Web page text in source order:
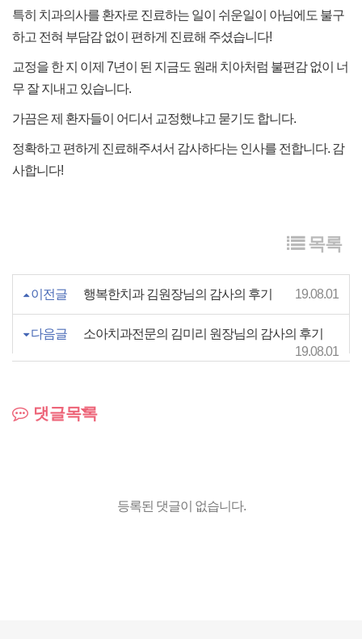
특히 치과의사를 환자로 진료하는 일이 쉬운일이 아님에도 불구
하고 전혀 부담감 없이 편하게 진료해 주셨습니다!
교정을 한 지 이제 7년이 된 지금도 원래 치아처럼 불편감 없이 너
무 잘 지내고 있습니다.
가끔은 제 환자들이 어디서 교정했냐고 묻기도 합니다.
정확하고 편하게 진료해주셔서 감사하다는 인사를 전합니다. 감
사합니다!
목록
이전글 행복한치과 김원장님의 감사의 후기 19.08.01
다음글
소아치과전문의 김미리 원장님의 감사의 후기
19.08.01
댓글목록
등록된 댓글이 없습니다.